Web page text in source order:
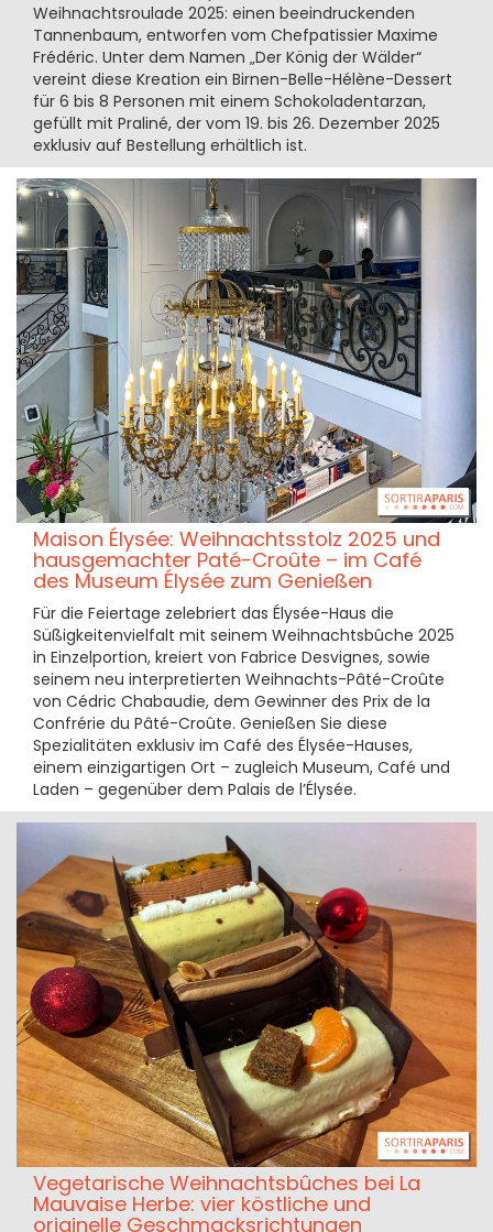
Weihnachtsroulade 2025: einen beeindruckenden
Tannenbaum, entworfen vom Chefpatissier Maxime
Frédéric. Unter dem Namen „Der König der Wälder“
vereint diese Kreation ein Birnen-Belle-Hélène-Dessert
für 6 bis 8 Personen mit einem Schokoladentarzan,
gefüllt mit Praliné, der vom 19. bis 26. Dezember 2025
exklusiv auf Bestellung erhältlich ist.
Maison Élysée: Weihnachtsstolz 2025 und
hausgemachter Paté-Croûte – im Café
des Museum Élysée zum Genießen
Für die Feiertage zelebriert das Élysée-Haus die
Süßigkeitenvielfalt mit seinem Weihnachtsbûche 2025
in Einzelportion, kreiert von Fabrice Desvignes, sowie
seinem neu interpretierten Weihnachts-Pâté-Croûte
von Cédric Chabaudie, dem Gewinner des Prix de la
Confrérie du Pâté-Croûte. Genießen Sie diese
Spezialitäten exklusiv im Café des Élysée-Hauses,
einem einzigartigen Ort – zugleich Museum, Café und
Laden – gegenüber dem Palais de l’Élysée.
Vegetarische Weihnachtsbûches bei La
Mauvaise Herbe: vier köstliche und
originelle Geschmacksrichtungen